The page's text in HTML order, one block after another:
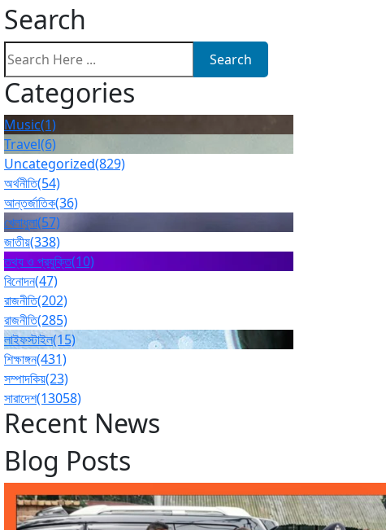
Search
Search
Categories
Music(1)
Travel(6)
Uncategorized(829)
অর্থনীতি(54)
আন্তর্জাতিক(36)
খেলাধুলা(57)
জাতীয়(338)
তথ্য ও প্রযুক্তি(10)
বিনোদন(47)
রাজনীতি(202)
রাজনীতি(285)
লাইফস্টাইল(15)
শিক্ষাঙ্গন(431)
সম্পাদকিয়(23)
সারাদেশ(13058)
Recent News
Blog Posts